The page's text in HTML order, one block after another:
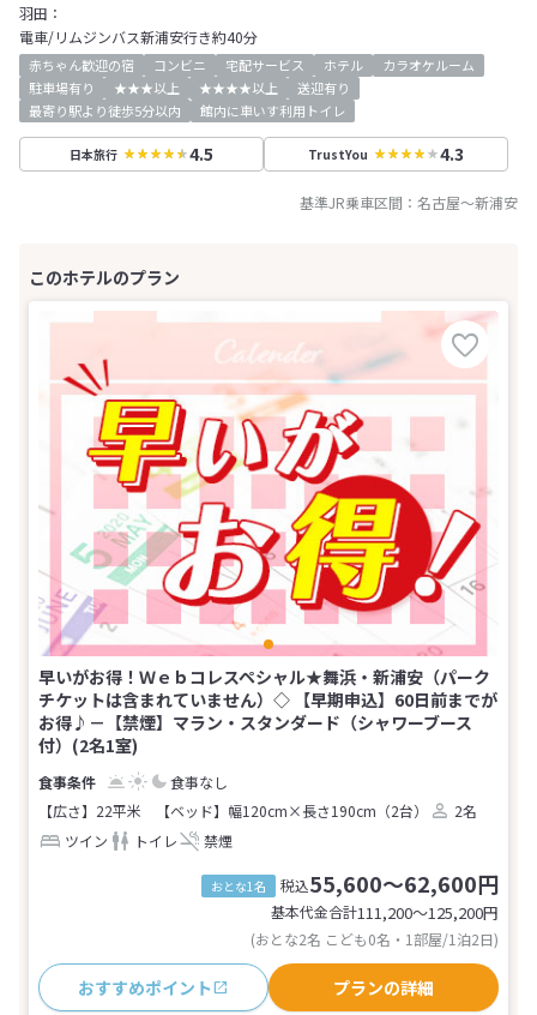
羽田：
電車/リムジンバス新浦安行き約40分
赤ちゃん歓迎の宿 コンビニ 宅配サービス ホテル
カラオケルーム
駐車場有り
★★★以上 ★★★★以上
送迎有り
最寄り駅より徒歩5分以内
館内に車いす利用トイレ
日本旅行 4.5 TrustYou 4.3
基準JR乗車区間： 名古屋～新浦安
早いがお得！Ｗｅｂコレスペシャル★舞浜・新浦安（パーク
チケットは含まれていません）◇ 【早期申込】60日前までが
お得♪－【禁煙】マラン・スタンダード（シャワーブース
付）(2名1室)
食事なし
【広さ】22平米
【ベッド】幅120cm×長さ190cm（2台）
2名
ツイン
トイレ 禁煙
おとな1名 税込55,600～62,600円
基本代金合計111,200〜125,200円
(おとな2名 こども0名・1部屋/1泊2日)
おすすめポイント プランの詳細